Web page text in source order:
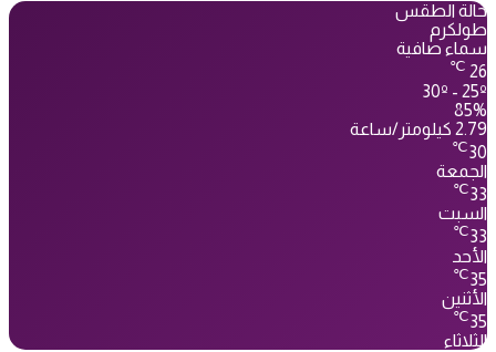
حالة الطقس
طولكرم
سماء صافية
26
℃
30º - 25º
85%
2.79 كيلومتر/ساعة
30
℃
الجمعة
33
℃
السبت
33
℃
الأحد
35
℃
الأثنين
35
℃
الثلاثاء